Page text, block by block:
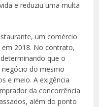
e reduziu uma multa
um comércio
2018. No contrato,
que o
do mesmo
e meio. A exigência
da concorrência
além do ponto